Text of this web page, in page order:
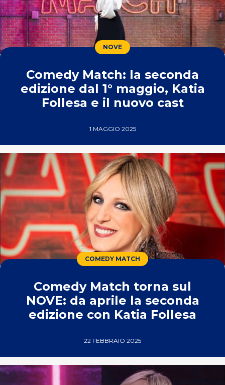
NOVE
Comedy Match: la seconda
edizione dal 1° maggio, Katia
Follesa e il nuovo cast
1 MAGGIO 2025
COMEDY MATCH
Comedy Match torna sul
NOVE: da aprile la seconda
edizione con Katia Follesa
22 FEBBRAIO 2025